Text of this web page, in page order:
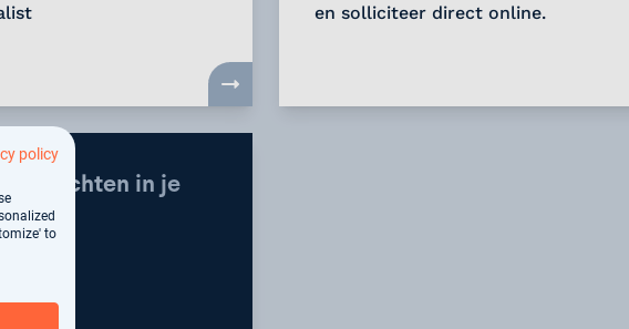
en solliciteer direct online.
in je
policy
to